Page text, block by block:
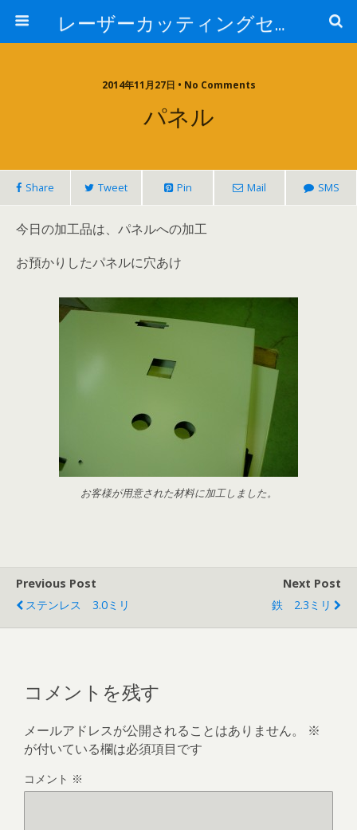
レーザーカッティングセンター 株式会社 中本鉄工所
2014年11月27日 • No Comments
パネル
Share Tweet Pin Mail SMS
今日の加工品は、パネルへの加工
お預かりしたパネルに穴あけ
お客様が用意された材料に加工しました。
Previous Post
ステンレス 3.0ミリ
Next Post
鉄 2.3ミリ
コメントを残す
メールアドレスが公開されることはありません。
※
が付いている欄は必須項目です
コメント ※